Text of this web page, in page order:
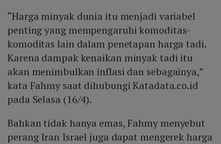
“Harga minyak dunia itu menjadi variabel
penting yang mempengaruhi komoditas-
komoditas lain dalam penetapan harga tadi.
Karena dampak kenaikan minyak tadi itu
akan menimbulkan inflasi dan sebagainya,”
kata Fahmy saat dihubungi Katadata.co.id
pada Selasa (16/4).
Bahkan tidak hanya emas, Fahmy menyebut
perang Iran Israel juga dapat mengerek harga